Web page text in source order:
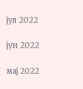
јул 2022
јун 2022
мај 2022